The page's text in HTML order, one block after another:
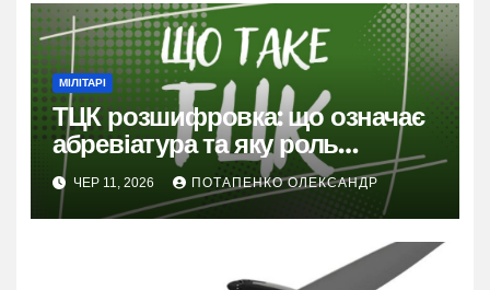
МІЛІТАРІ
ТЦК розшифровка: що означає
абревіатура та яку роль
відіграє система в Україні
ЧЕР 11, 2026 ПОТАПЕНКО ОЛЕКСАНДР